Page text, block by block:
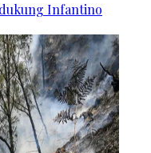
Infantino